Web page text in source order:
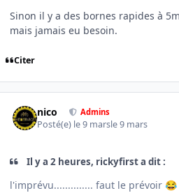
Sinon il y a des bornes rapides à
mais jamais eu besoin.
Citer
nico Admins
Posté(e) le 9 marsle 9 mars
Il y a 2 heures, rickyfirst a dit :
l'imprévu.............. faut le prévoir 😂